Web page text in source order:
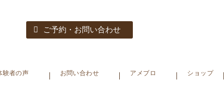
ご予約・お問い合わせ
験者の声 お問い合わせ アメブロ ショップ